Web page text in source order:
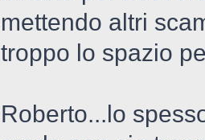
mettendo altri
troppo lo spazio
Roberto...lo